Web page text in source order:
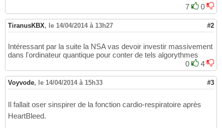
7
0
TiranusKBX, le 14/04/2014 à 13h27 #2
Intéressant par la suite la NSA vas devoir investir massivement
dans l'ordinateur quantique pour conter de tels algorythmes
0
4
Voyvode, le 14/04/2014 à 15h33 #3
Il fallait oser sinspirer de la fonction cardio-respiratoire après
HeartBleed.